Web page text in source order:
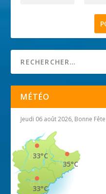
MÉTÉO
Jeudi 06 août 2026, Bonne
35°C
33°C
33°C